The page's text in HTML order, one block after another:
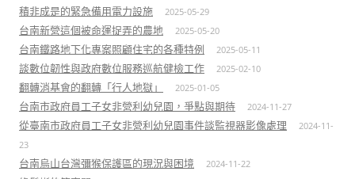
積非成是的緊急備用電力設施 2025-05-29
台南新營這個被命運捉弄的農地 2025-05-20
台南鐵路地下化專案照顧住宅的各種特例 2025-05-11
談數位韌性與政府數位服務巡航健檢工作 2025-02-10
翻轉消基會的翻轉「行人地獄」 2025-01-05
台南市政府員工子女非營利幼兒園，爭點與期待 2024-11-27
從臺南市政府員工子女非營利幼兒園事件談監視器影像處理
2024-11-
23
台南烏山台灣彌猴保護區的現況與困境 2024-11-22